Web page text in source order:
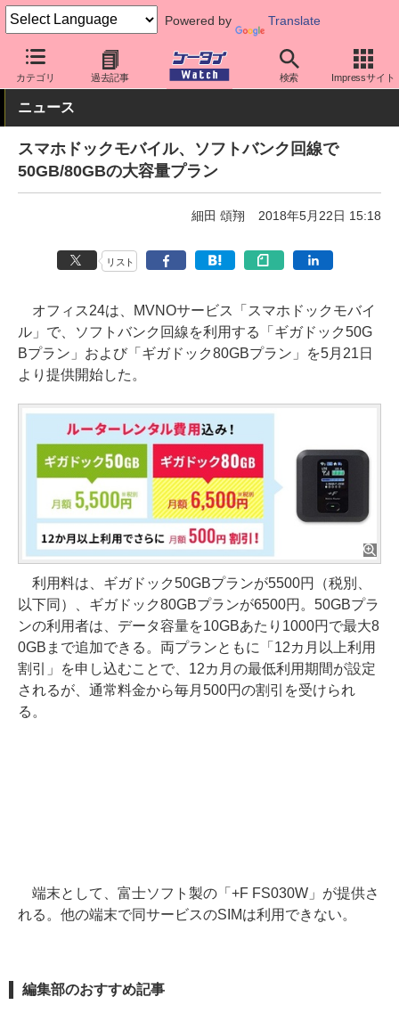
Powered by Translate
カテゴリ 過去記事 検索 Impressサイト
ケータイ Watch 格安スマホ/格安SIM 格安SIM/MVNO その他
ニュース
スマホドックモバイル、ソフトバンク回線で
50GB/80GBの大容量プラン
細田 頌翔 2018年5月22日 15:18
リスト
オフィス24は、MVNOサービス「スマホドックモバイ
ル」で、ソフトバンク回線を利用する「ギガドック50G
Bプラン」および「ギガドック80GBプラン」を5月21日
より提供開始した。
利用料は、ギガドック50GBプランが5500円（税別、
以下同）、ギガドック80GBプランが6500円。50GBプラ
ンの利用者は、データ容量を10GBあたり1000円で最大8
0GBまで追加できる。両プランともに「12カ月以上利用
割引」を申し込むことで、12カ月の最低利用期間が設定
されるが、通常料金から毎月500円の割引を受けられ
る。
端末として、富士ソフト製の「+F FS030W」が提供さ
れる。他の端末で同サービスのSIMは利用できない。
編集部のおすすめ記事